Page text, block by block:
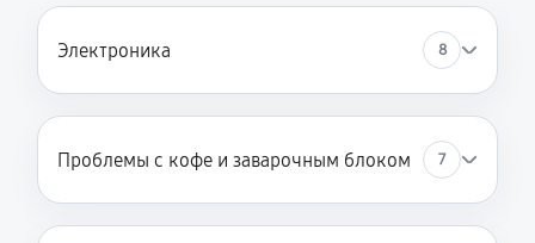
Электроника 8
Проблемы с кофе и заварочным блоком 7